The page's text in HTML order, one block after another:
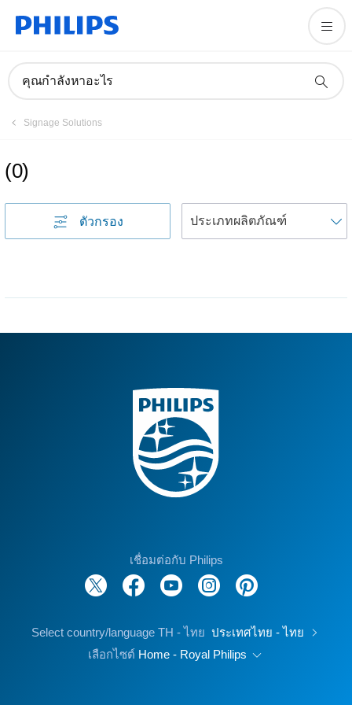
คุณกำลังหาอะไร
Signage Solutions
(0)
ตัวกรอง
เชื่อมต่อกับ Philips
Select country/language TH - ไทย ประเทศไทย - ไทย
เลือกไซต์ Home - Royal Philips